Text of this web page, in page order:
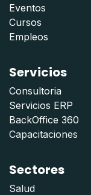
Eventos
Cursos
Empleos
Servicios
Consultoria
Servicios ERP
BackOffice 360
Capacitaciones
Sectores
Salud